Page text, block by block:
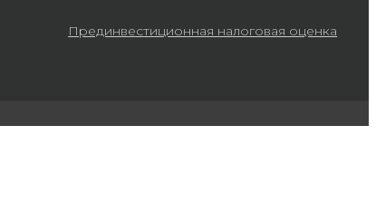
Прединвестиционная налоговая оценка